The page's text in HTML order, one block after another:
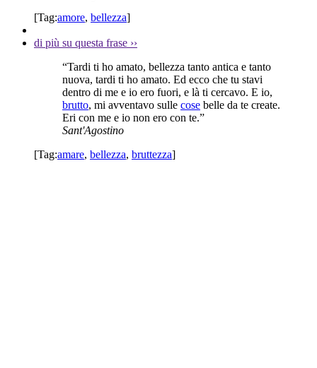
[Tag:amore, bellezza]
di più su questa frase ››
“Tardi ti ho amato, bellezza tanto antica e tanto
nuova, tardi ti ho amato. Ed ecco che tu stavi
dentro di me e io ero fuori, e là ti cercavo. E io,
brutto, mi avventavo sulle cose belle da te create.
Eri con me e io non ero con te.”
Sant'Agostino
[Tag:amare, bellezza, bruttezza]